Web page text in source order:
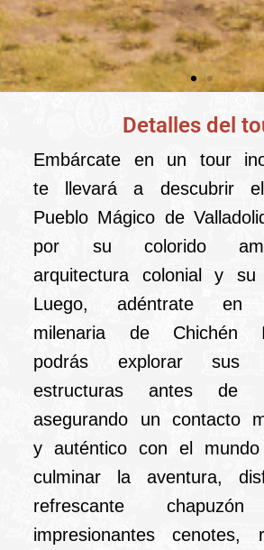
Chichen Itza
PREMIER
Cancun o Riviera
Maya
Detalles del
Embárcate en un tour
te llevará a descubrir el
Pueblo Mágico de
por su colorido
arquitectura colonial y su
Luego, adéntrate en
milenaria de Chichén
podrás explorar sus
estructuras antes de
asegurando un contacto
y auténtico con el
culminar la aventura,
refrescante
impresionantes cenotes,